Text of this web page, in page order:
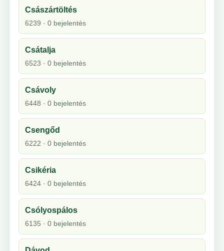
Császártöltés
6239 · 0 bejelentés
Csátalja
6523 · 0 bejelentés
Csávoly
6448 · 0 bejelentés
Csengőd
6222 · 0 bejelentés
Csikéria
6424 · 0 bejelentés
Csólyospálos
6135 · 0 bejelentés